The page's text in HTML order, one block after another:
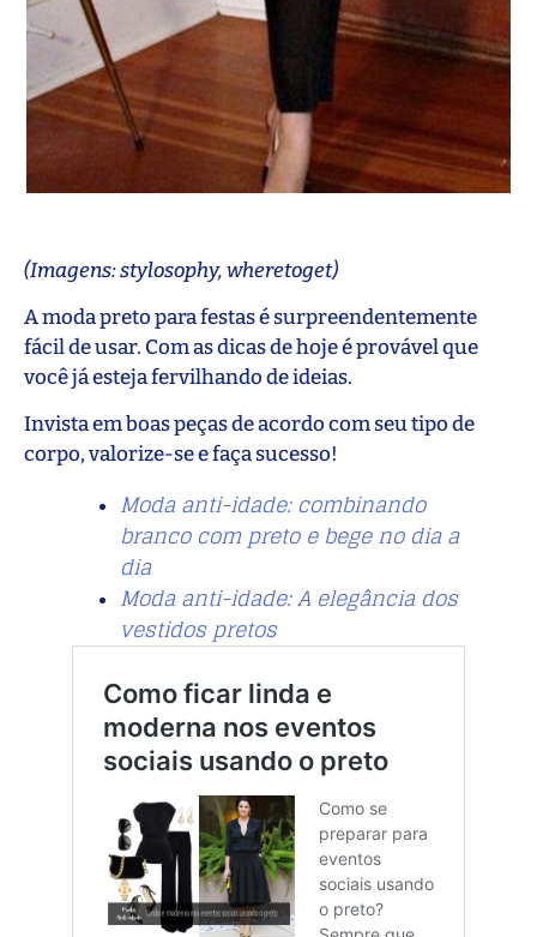
(Imagens: stylosophy, wheretoget)
A moda preto para festas é surpreendentemente
fácil de usar. Com as dicas de hoje é provável que
você já esteja fervilhando de ideias.
Invista em boas peças de acordo com seu tipo de
corpo, valorize-se e faça sucesso!
Moda anti-idade: combinando
branco com preto e bege no dia a
dia
Moda anti-idade: A elegância dos
vestidos pretos